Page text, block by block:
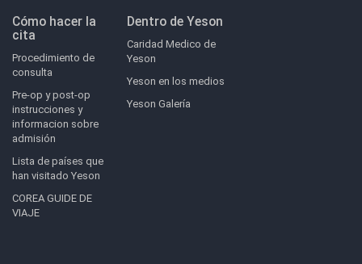
Cómo hacer la
cita
Procedimiento de
consulta
Pre-op y post-op
instrucciones y
informacion sobre
admisión
Lista de países que
han visitado Yeson
COREA GUIDE DE
VIAJE
Dentro de Yeson
Caridad Medico de
Yeson
Yeson en los medios
Yeson Galería